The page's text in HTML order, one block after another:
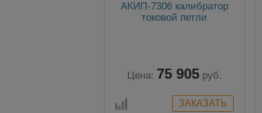
АКИП-7306 калибратор
токовой петли
Цена: 75 905 руб.